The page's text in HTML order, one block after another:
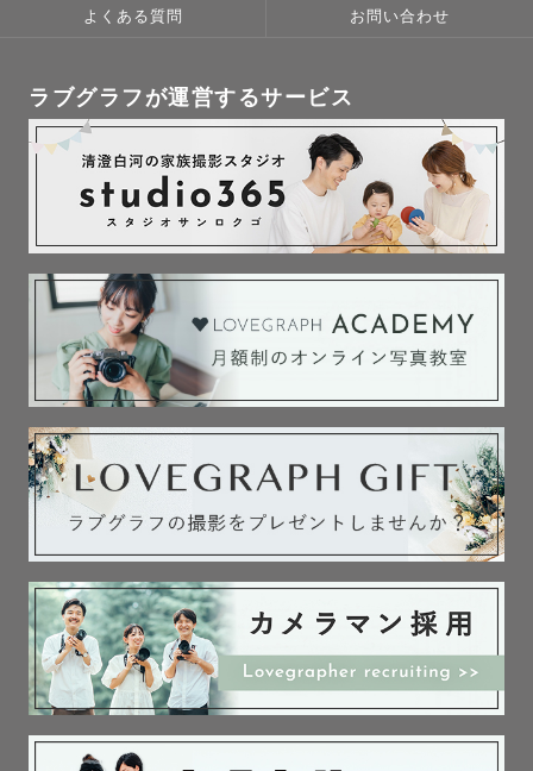
フレンドフォトがわたしの撮影の原点！と言っても過言で
形にするのが得意です。
友達との写真をプロにお願いするというのはあまり馴染み
がないかもしれませんが、恋人や家族と同じように、
大切な存在であることは変わりないと思います。
かけがえのない、その人としか撮れない写真をお渡ししま
す！
カップル👩‍❤️‍👨
入籍フォトや記念日フォトの依頼をメインに受けていま
す。
普段自分達で撮ることが一番多いかもしれませんが、第三
者にお願いしないと撮れない写真もたくさんあります。
普段のお二人の空気感をぜひ切り取らせてください。
どの撮影でも「撮影体験を大切にする」という思いは変わ
りませんが、
撮影後に「改めてお互いの気持ちを共有できた」と一番言
っていただける撮影になっています！(うれしい)
カップルさんから熟年のご夫婦まで、撮影を通してお互い
を見つめ直してみませんか？
ファミリー👨‍👩‍👧‍👧
よくある質問 お問い合わせ
ラブグラフが運営するサービス